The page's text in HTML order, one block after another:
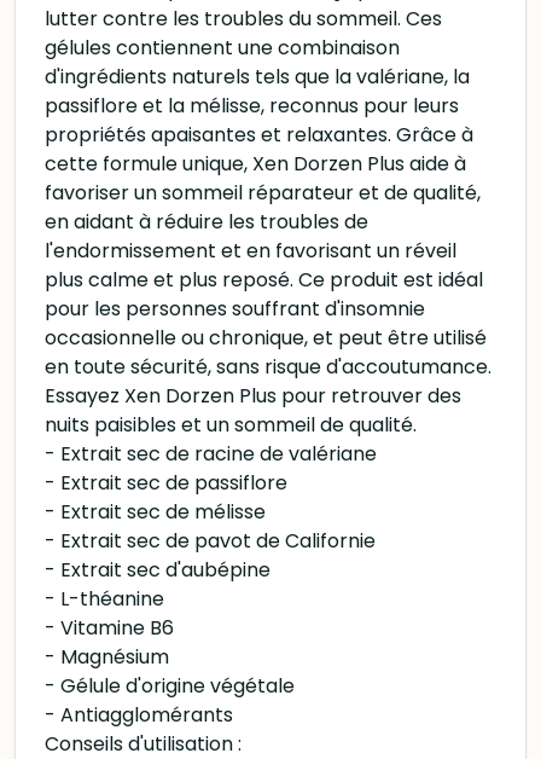
lutter contre les troubles du sommeil. Ces
gélules contiennent une combinaison
d'ingrédients naturels tels que la valériane, la
passiflore et la mélisse, reconnus pour leurs
propriétés apaisantes et relaxantes. Grâce à
cette formule unique, Xen Dorzen Plus aide à
favoriser un sommeil réparateur et de qualité,
en aidant à réduire les troubles de
l'endormissement et en favorisant un réveil
plus calme et plus reposé. Ce produit est idéal
pour les personnes souffrant d'insomnie
occasionnelle ou chronique, et peut être utilisé
en toute sécurité, sans risque d'accoutumance.
Essayez Xen Dorzen Plus pour retrouver des
nuits paisibles et un sommeil de qualité.
- Extrait sec de racine de valériane
- Extrait sec de passiflore
- Extrait sec de mélisse
- Extrait sec de pavot de Californie
- Extrait sec d'aubépine
- L-théanine
- Vitamine B6
- Magnésium
- Gélule d'origine végétale
- Antiagglomérants
Conseils d'utilisation :